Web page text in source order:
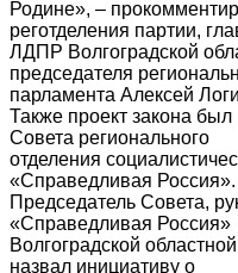
Родине», –
реготделения партии,
ЛДПР Волгоградской
председателя
парламента Алексей
Также проект закона
Совета регионального
отделения
«Справедливая Россия».
Председатель Совета,
«Справедливая Россия»
Волгоградской
назвал инициативу о